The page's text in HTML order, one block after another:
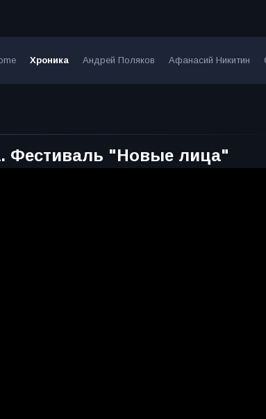
Хроника Андрей Поляков Афанасий Никитин
Фестиваль "Новые лица"